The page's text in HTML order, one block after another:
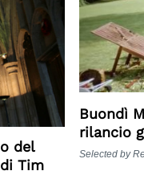
del
Tim
Buondì
rilancio
Selected by